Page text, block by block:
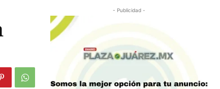
- Publicidad -